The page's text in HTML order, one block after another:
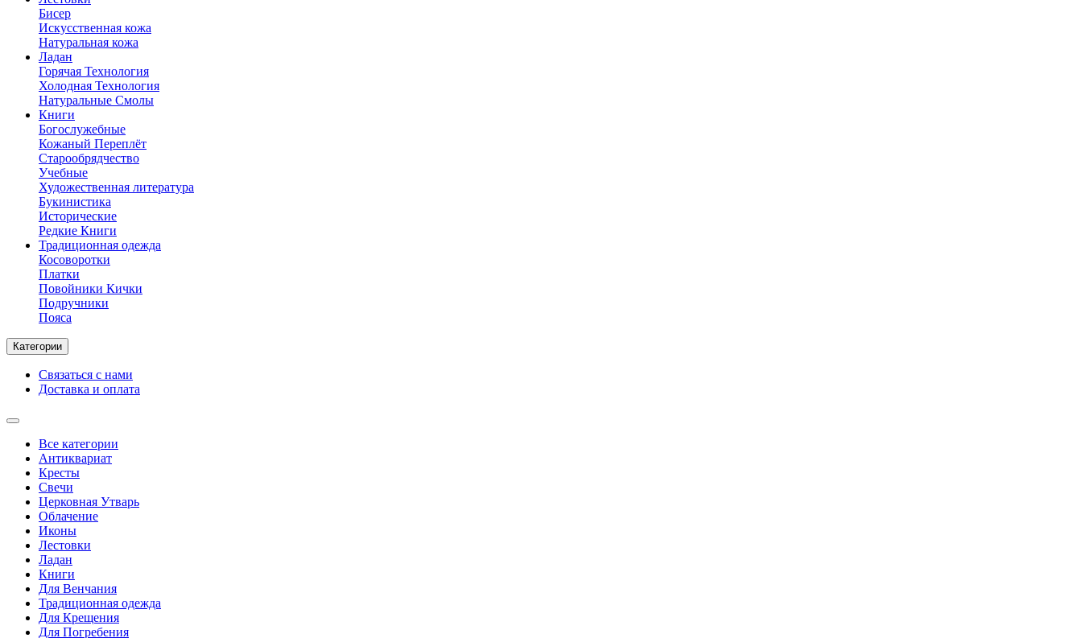
Бисер
Искусственная кожа
Натуральная кожа
Ладан
Горячая Технология
Холодная Технология
Натуральные Смолы
Книги
Богослужебные
Кожаный Переплёт
Старообрядчество
Учебные
Художественная литература
Букинистика
Исторические
Редкие Книги
Традиционная одежда
Косоворотки
Платки
Повойники Кички
Подручники
Пояса
Категории
Связаться с нами
Доставка и оплата
Все категории
Антиквариат
Кресты
Свечи
Церковная Утварь
Облачение
Иконы
Лестовки
Ладан
Книги
Для Венчания
Традиционная одежда
Для Крещения
Для Погребения